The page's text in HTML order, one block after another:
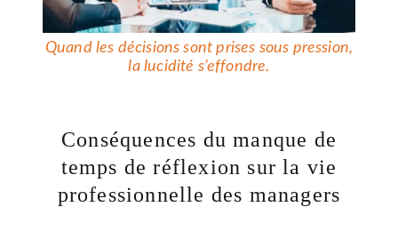
Quand les décisions sont prises sous pression,
la lucidité s’effondre.
Conséquences du manque de
temps de réflexion sur la vie
professionnelle des managers